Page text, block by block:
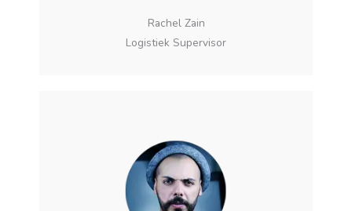
Rachel Zain
Logistiek Supervisor